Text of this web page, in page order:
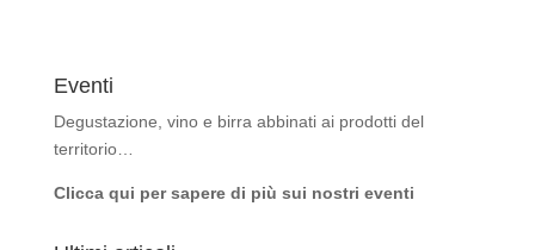
Eventi
Degustazione, vino e birra abbinati ai prodotti del
territorio…
Clicca qui per sapere di più sui nostri eventi